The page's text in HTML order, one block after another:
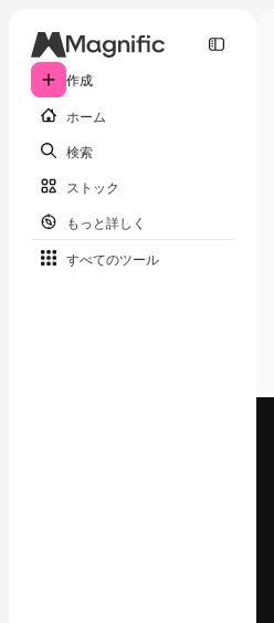
作成
ホーム
検索
ストック
もっと詳しく
すべてのツール